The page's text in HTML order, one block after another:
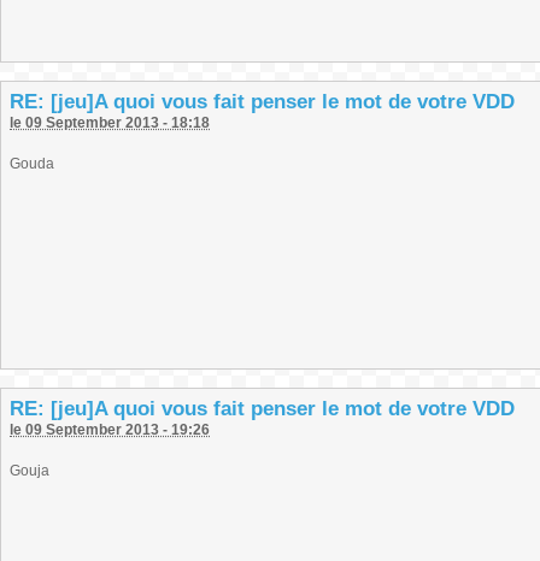
RE: [jeu]A quoi vous fait penser le mot de votre VDD
le 09 September 2013 - 18:18
Gouda
RE: [jeu]A quoi vous fait penser le mot de votre VDD
le 09 September 2013 - 19:26
Gouja